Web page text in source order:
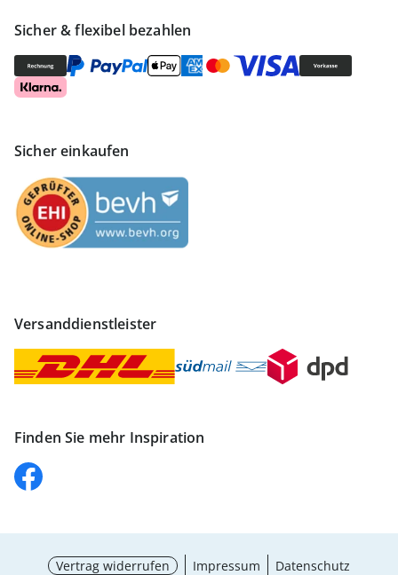
Sicher & flexibel bezahlen
Sicher einkaufen
Versanddienstleister
Finden Sie mehr Inspiration
Vertrag widerrufen Impressum
Datenschutz